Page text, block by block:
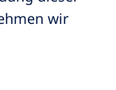
wir